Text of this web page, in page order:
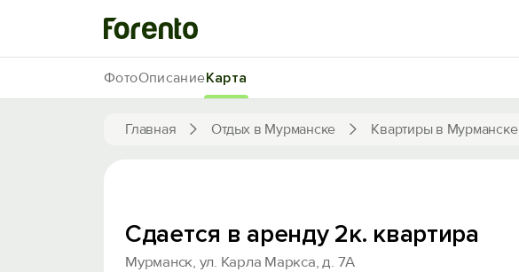
Главная Отдых в Мурманске Квартиры в Мурманске
ФотоОписаниеКарта
Сдается в аренду 2к. квартира
Мурманск, ул. Карла Маркса, д. 7А